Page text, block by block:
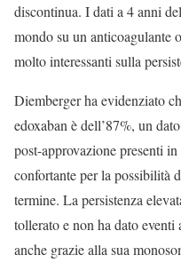
discontinua. I dati a 4 anni
mondo su un anticoagulante
molto interessanti sulla
Diemberger ha evidenziato
edoxaban è dell’87%, un
post-approvazione presenti
confortante per la possibilità
termine. La persistenza
tollerato e non ha dato
anche grazie alla sua